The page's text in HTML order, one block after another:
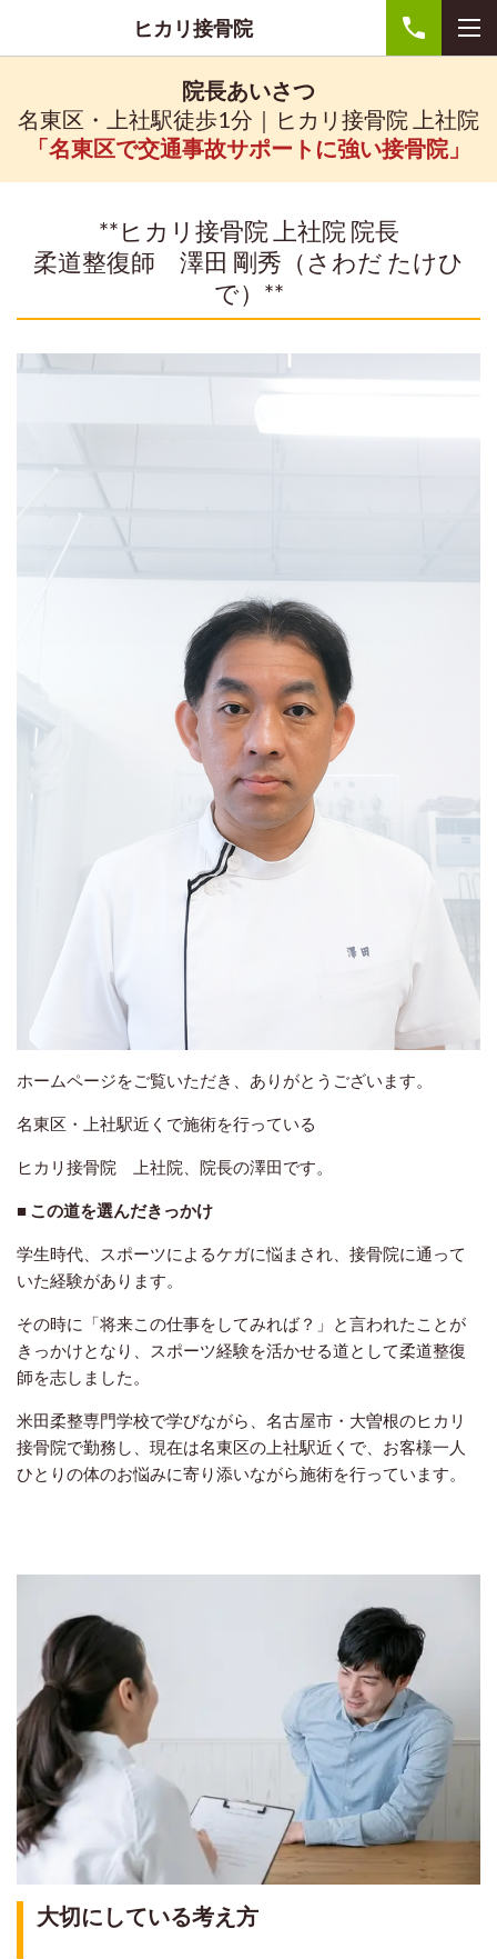
ヒカリ接骨院
院長あいさつ
名東区・上社駅徒歩1分｜ヒカリ接骨院 上社院
「名東区で交通事故サポートに強い接骨院」
**ヒカリ接骨院 上社院 院長
柔道整復師 澤田 剛秀（さわだ たけひ
で）**
ホームページをご覧いただき、ありがとうございます。
名東区・上社駅近くで施術を行っている
ヒカリ接骨院 上社院、院長の澤田です。
■ この道を選んだきっかけ
学生時代、スポーツによるケガに悩まされ、接骨院に通って
いた経験があります。
その時に「将来この仕事をしてみれば？」と言われたことが
きっかけとなり、スポーツ経験を活かせる道として柔道整復
師を志しました。
米田柔整専門学校で学びながら、名古屋市・大曽根のヒカリ
接骨院で勤務し、現在は名東区の上社駅近くで、お客様一人
ひとりの体のお悩みに寄り添いながら施術を行っています。
大切にしている考え方